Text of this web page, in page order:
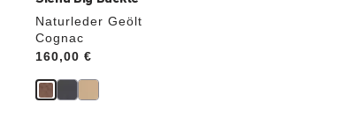
Naturleder Geölt
Cognac
Price:
160,00 €